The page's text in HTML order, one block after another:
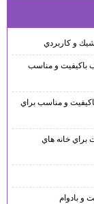
و كاربردي
و مناسب
و مناسب براي
خانه هاي
بادوام